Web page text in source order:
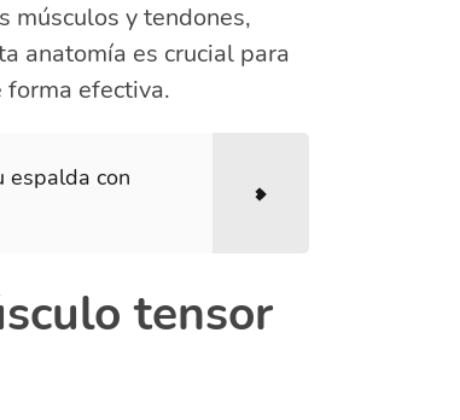
músculos y tendones,
anatomía es crucial para
forma efectiva.
espalda con
tensor